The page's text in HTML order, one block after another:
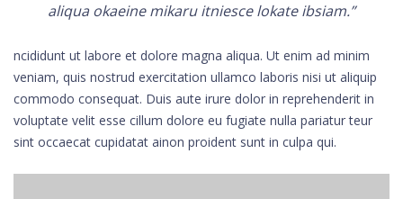
aliqua okaeine mikaru itniesce lokate ibsiam.”
ncididunt ut labore et dolore magna aliqua. Ut enim ad minim
veniam, quis nostrud exercitation ullamco laboris nisi ut aliquip
commodo consequat. Duis aute irure dolor in reprehenderit in
voluptate velit esse cillum dolore eu fugiate nulla pariatur teur
sint occaecat cupidatat ainon proident sunt in culpa qui.